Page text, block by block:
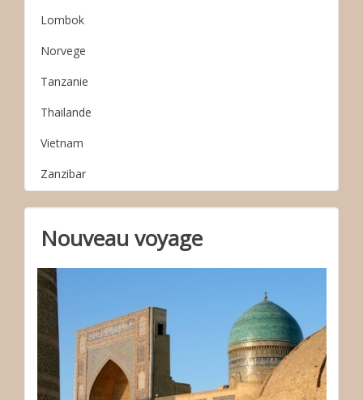
Lombok
Norvege
Tanzanie
Thailande
Vietnam
Zanzibar
Nouveau voyage